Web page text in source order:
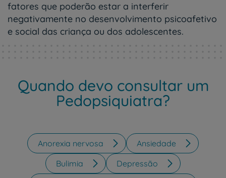
fatores que poderão estar a interferir
negativamente no desenvolvimento psicoafetivo
e social das criança ou dos adolescentes.
Quando devo consultar um
Pedopsiquiatra?
Anorexia nervosa
Ansiedade
Bulimia
Depressão